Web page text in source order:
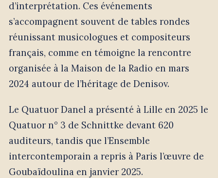
d’interprétation. Ces événements
s’accompagnent souvent de tables rondes
réunissant musicologues et compositeurs
français, comme en témoigne la rencontre
organisée à la Maison de la Radio en mars
2024 autour de l’héritage de Denisov.
Le Quatuor Danel a présenté à Lille en 2025 le
Quatuor n° 3 de Schnittke devant 620
auditeurs, tandis que l’Ensemble
intercontemporain a repris à Paris l’œuvre de
Goubaïdoulina en janvier 2025.